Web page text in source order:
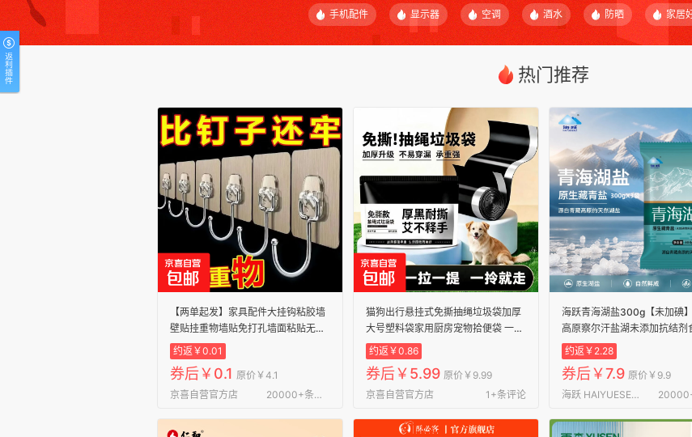
手机配件 显示器 空调 酒水 防晒 家居
热门推荐
【两单起发】家具配件大挂钩粘胶墙
壁贴挂重物墙贴免打孔墙面粘贴无痕
粘钩家具配件 拉丝金大挂钩1个【拍2
单发5个】
约返￥0.01
券后￥0.1 原价￥4.1
京喜自营官方店
20000+条评论
猫狗出行悬挂式免撕抽绳垃圾袋加厚
大号塑料袋家用厨房宠物拾便袋 一提
装【品质升级】
约返￥0.86
券后￥5.99 原价￥9.99
京喜自营官方店
1+条评论
海跃青海湖盐300g【未加碘
高原察尔汗盐湖未添加抗结剂
【尝鲜】青海湖盐300gX3袋
约返￥2.28
券后￥7.9 原价￥9.9
海跃 HAIYUESEALT官方旗舰店